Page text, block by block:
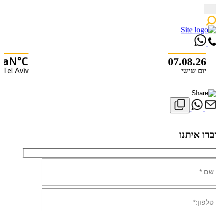
to
content
07.08.26
יום שישי Tel Aviv
דברו איתנו